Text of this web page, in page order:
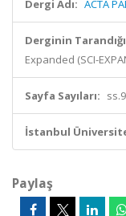
Dergi Adı: ACTA
Derginin
Expanded (SCI-
Sayfa Sayıları:
İstanbul
Paylaş